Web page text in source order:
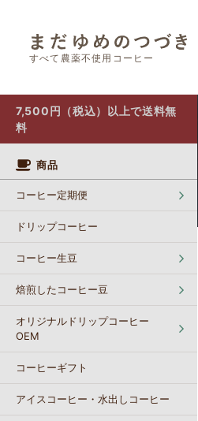
すべて農薬不使用コーヒー
7,500円（税込）以上で送料無
料
商品
コーヒー定期便
ドリップコーヒー
コーヒー生豆
焙煎したコーヒー豆
オリジナルドリップコーヒー
OEM
コーヒーギフト
アイスコーヒー・水出しコーヒー